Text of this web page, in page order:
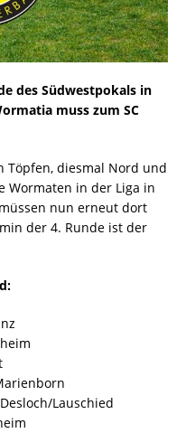
des Südwestpokals in
muss zum SC
Töpfen, diesmal Nord und
Wormaten in der Liga in
nun erneut dort
der 4. Runde ist der
Lauschied